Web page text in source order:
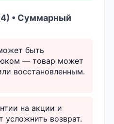
• Суммарный
быть
— товар может
восстановленным.
на акции и
усложнить возврат.